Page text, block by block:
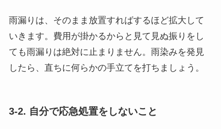
雨漏りは、そのまま放置すればするほど拡大して
いきます。費用が掛かるからと見て見ぬ振りをし
ても雨漏りは絶対に止まりません。雨染みを発見
したら、直ちに何らかの手立てを打ちましょう。
3-2. 自分で応急処置をしないこと